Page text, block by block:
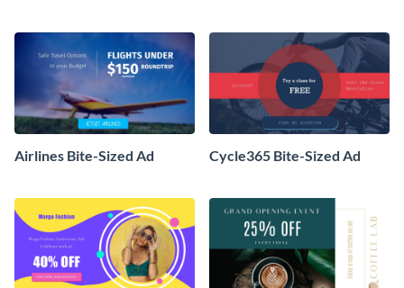
Airlines Bite-Sized Ad Cycle365 Bite-Sized Ad